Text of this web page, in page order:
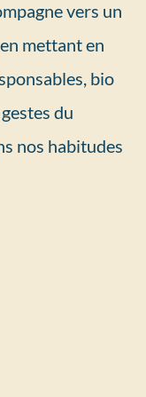
vers un
mettant en
bio
du
nos habitudes